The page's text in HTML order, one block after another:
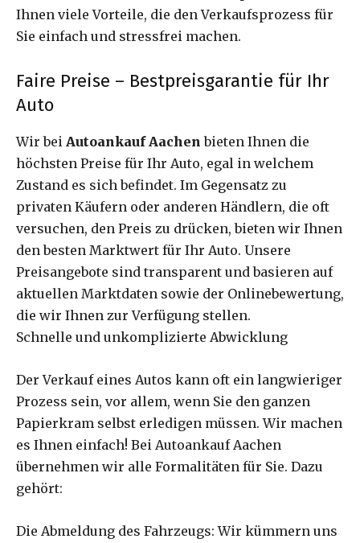
Ihnen viele Vorteile, die den Verkaufsprozess für
Sie einfach und stressfrei machen.
Faire Preise – Bestpreisgarantie für Ihr
Auto
Wir bei Autoankauf Aachen bieten Ihnen die
höchsten Preise für Ihr Auto, egal in welchem
Zustand es sich befindet. Im Gegensatz zu
privaten Käufern oder anderen Händlern, die oft
versuchen, den Preis zu drücken, bieten wir Ihnen
den besten Marktwert für Ihr Auto. Unsere
Preisangebote sind transparent und basieren auf
aktuellen Marktdaten sowie der Onlinebewertung,
die wir Ihnen zur Verfügung stellen.
Schnelle und unkomplizierte Abwicklung
Der Verkauf eines Autos kann oft ein langwieriger
Prozess sein, vor allem, wenn Sie den ganzen
Papierkram selbst erledigen müssen. Wir machen
es Ihnen einfach! Bei Autoankauf Aachen
übernehmen wir alle Formalitäten für Sie. Dazu
gehört:
Die Abmeldung des Fahrzeugs: Wir kümmern uns